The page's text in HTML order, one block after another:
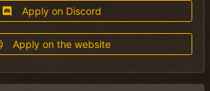
Apply on Discord
Apply on the website